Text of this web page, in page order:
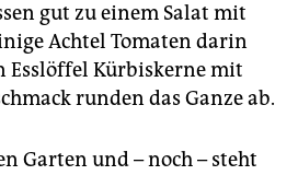
gut zu einem Salat mit
Achtel Tomaten darin
Esslöffel Kürbiskerne mit
runden das Ganze ab.
Garten und – noch – steht